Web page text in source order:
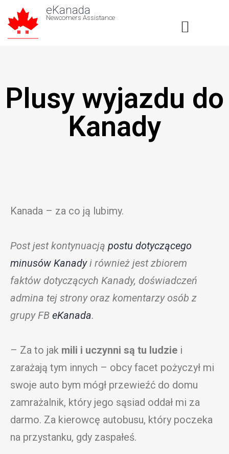
eKanada
Newcomers Assistance
Plusy wyjazdu do
Kanady
Kanada – za co ją lubimy.
Post jest kontynuacją postu dotyczącego
minusów Kanadyi również jest zbiorem
faktów dotyczących Kanady, doświadczeń
admina tej strony oraz komentarzy osób z
grupy FB eKanada.
– Za to jak mili i uczynni są tu ludzie i
zarażają tym innych – obcy facet pożyczył mi
swoje auto bym mógł przewieźć do domu
zamrażalnik, który jego sąsiad oddał mi za
darmo. Za kierowcę autobusu, który poczeka
na przystanku, gdy zaspałeś.